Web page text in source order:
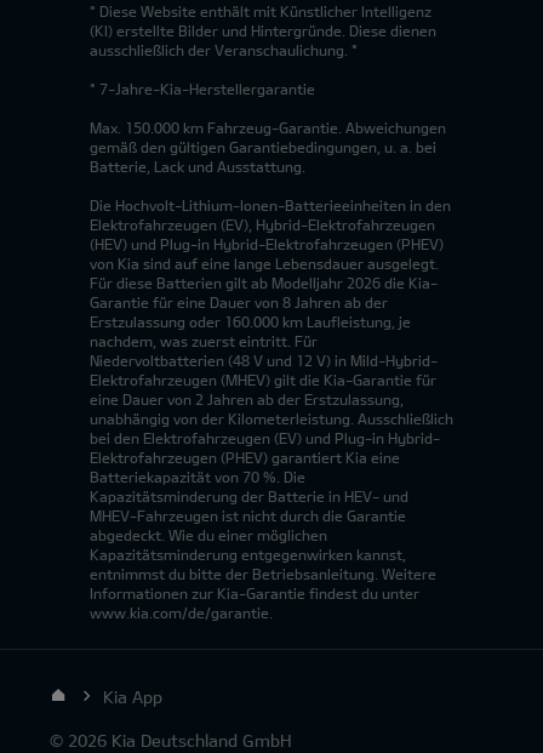
* Diese Website enthält mit Künstlicher Intelligenz
(KI) erstellte Bilder und Hintergründe. Diese dienen
ausschließlich der Veranschaulichung. *
* 7-Jahre-Kia-Herstellergarantie
Max. 150.000 km Fahrzeug-Garantie. Abweichungen
gemäß den gültigen Garantiebedingungen, u. a. bei
Batterie, Lack und Ausstattung.
Die Hochvolt-Lithium-Ionen-Batterieeinheiten in den
Elektrofahrzeugen (EV), Hybrid-Elektrofahrzeugen
(HEV) und Plug-in Hybrid-Elektrofahrzeugen (PHEV)
von Kia sind auf eine lange Lebensdauer ausgelegt.
Für diese Batterien gilt ab Modelljahr 2026 die Kia-
Garantie für eine Dauer von 8 Jahren ab der
Erstzulassung oder 160.000 km Laufleistung, je
nachdem, was zuerst eintritt. Für
Niedervoltbatterien (48 V und 12 V) in Mild-Hybrid-
Elektrofahrzeugen (MHEV) gilt die Kia-Garantie für
eine Dauer von 2 Jahren ab der Erstzulassung,
unabhängig von der Kilometerleistung. Ausschließlich
bei den Elektrofahrzeugen (EV) und Plug-in Hybrid-
Elektrofahrzeugen (PHEV) garantiert Kia eine
Batteriekapazität von 70 %. Die
Kapazitätsminderung der Batterie in HEV- und
MHEV-Fahrzeugen ist nicht durch die Garantie
abgedeckt. Wie du einer möglichen
Kapazitätsminderung entgegenwirken kannst,
entnimmst du bitte der Betriebsanleitung. Weitere
Informationen zur Kia-Garantie findest du unter
www.kia.com/de/garantie.
Kia App
© 2026 Kia Deutschland GmbH